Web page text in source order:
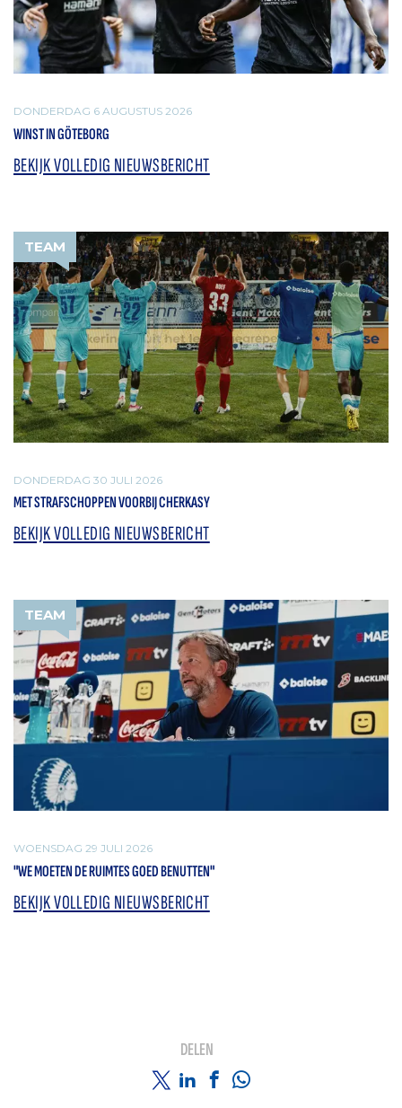
DONDERDAG 6 AUGUSTUS 2026
WINST IN GÖTEBORG
BEKIJK VOLLEDIG NIEUWSBERICHT
TEAM
DONDERDAG 30 JULI 2026
MET STRAFSCHOPPEN VOORBIJ CHERKASY
BEKIJK VOLLEDIG NIEUWSBERICHT
TEAM
WOENSDAG 29 JULI 2026
"WE MOETEN DE RUIMTES GOED BENUTTEN"
BEKIJK VOLLEDIG NIEUWSBERICHT
DELEN